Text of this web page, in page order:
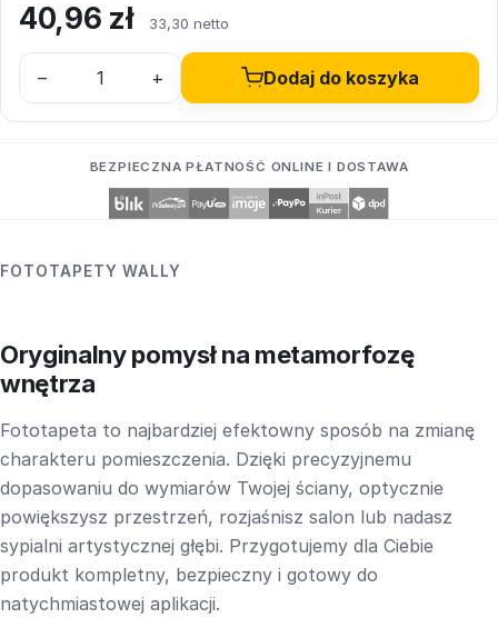
40,96 zł 33,30 netto
– + Dodaj do koszyka
BEZPIECZNA PŁATNOŚĆ ONLINE I DOSTAWA
FOTOTAPETY WALLY
Oryginalny pomysł na metamorfozę
wnętrza
Fototapeta to najbardziej efektowny sposób na zmianę
charakteru pomieszczenia. Dzięki precyzyjnemu
dopasowaniu do wymiarów Twojej ściany, optycznie
powiększysz przestrzeń, rozjaśnisz salon lub nadasz
sypialni artystycznej głębi. Przygotujemy dla Ciebie
produkt kompletny, bezpieczny i gotowy do
natychmiastowej aplikacji.